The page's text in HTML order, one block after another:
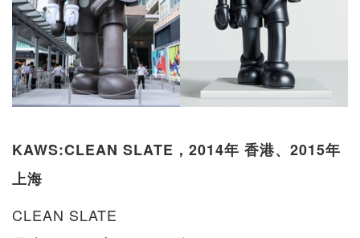
KAWS:CLEAN SLATE，2014年 香港、2015年
上海
CLEAN SLATE